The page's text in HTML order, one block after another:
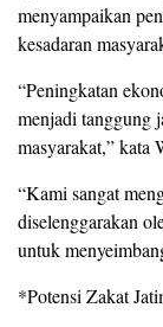
menyampaikan
kesadaran
“Peningkatan
menjadi tanggung
masyarakat,” kata
“Kami sangat
diselenggarakan
untuk
*Potensi Zakat